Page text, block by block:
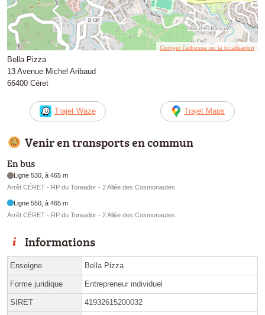
Corriger l’adresse ou la localisation
Bella Pizza
13 Avenue Michel Aribaud
66400 Céret
Trajet Waze Trajet Maps
Venir en transports en commun
En bus
Ligne 530, à 465 m
Arrêt CÉRET - RP du Toreador - 2 Allée des Cosmonautes
Ligne 550, à 465 m
Arrêt CÉRET - RP du Toreador - 2 Allée des Cosmonautes
Informations
Enseigne Bella Pizza
Forme juridique Entrepreneur individuel
SIRET 41932615200032